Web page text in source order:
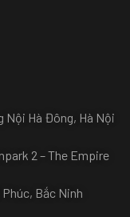
Nội Hà Đông, Hà Nội
2 – The Empire
Bắc Ninh